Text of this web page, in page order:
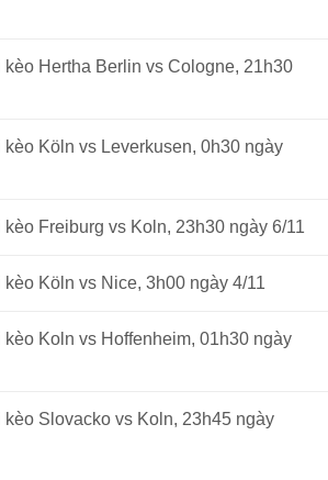
kèo Hertha Berlin vs Cologne, 21h30
kèo Köln vs Leverkusen, 0h30 ngày
kèo Freiburg vs Koln, 23h30 ngày 6/11
kèo Köln vs Nice, 3h00 ngày 4/11
kèo Koln vs Hoffenheim, 01h30 ngày
kèo Slovacko vs Koln, 23h45 ngày